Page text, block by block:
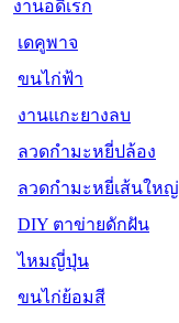
งานอดิเรก
เดคูพาจ
ขนไก่ฟ้า
งานแกะยางลบ
ลวดกำมะหยี่ปล้อง
ลวดกำมะหยี่เส้นใหญ่
DIY ตาข่ายดักฝัน
ไหมญี่ปุ่น
ขนไก่ย้อมสี